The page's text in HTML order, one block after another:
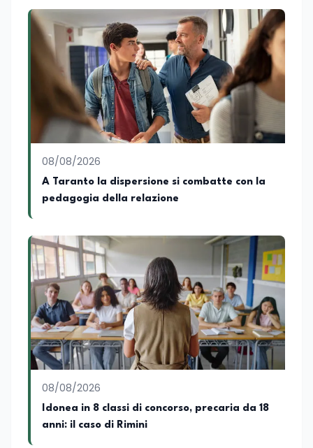
attive del lavoro e delle dinamiche che
legano istruzione, occupazione e
sviluppo delle competenze. Alla
preparazione economica e professionale
affianca una grande passione per la
lettura e per il giornalismo, che ne
arricchiscono il profilo umano e
culturale. Spazia con disinvoltura tra
diverse tematiche, offrendo sempre il
proprio punto di vista con equilibrio,
sensibilità e spirito critico.
08/08/2026
A Taranto la dispersione si combatte con la
pedagogia della relazione
08/08/2026
Idonea in 8 classi di concorso, precaria da 18
anni: il caso di Rimini